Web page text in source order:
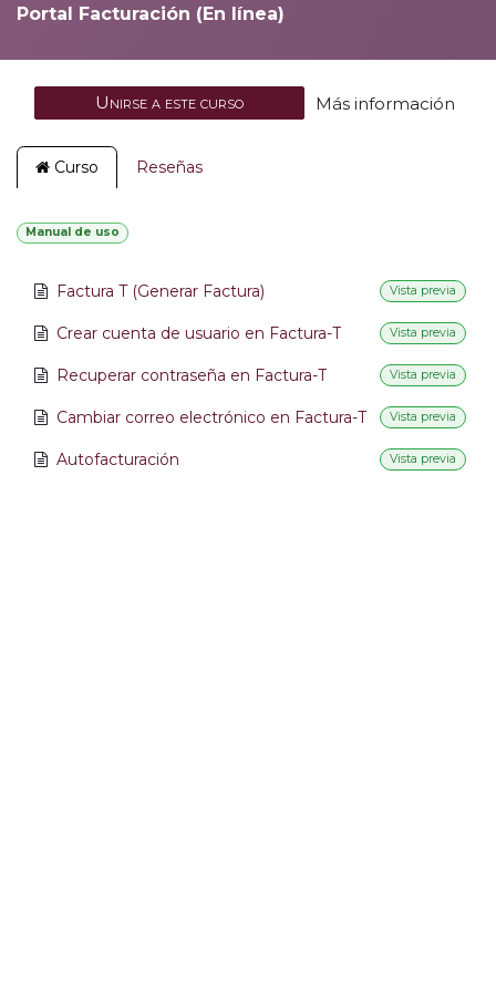
Portal Facturación (En línea)
Unirse a este curso Más información
Curso Reseñas
Manual de uso
Factura T (Generar Factura) Vista previa
Crear cuenta de usuario en Factura-T Vista previa
Recuperar contraseña en Factura-T Vista previa
Cambiar correo electrónico en Factura-T Vista previa
Autofacturación Vista previa